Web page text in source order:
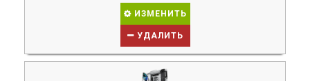
ИЗМЕНИТЬ
УДАЛИТЬ